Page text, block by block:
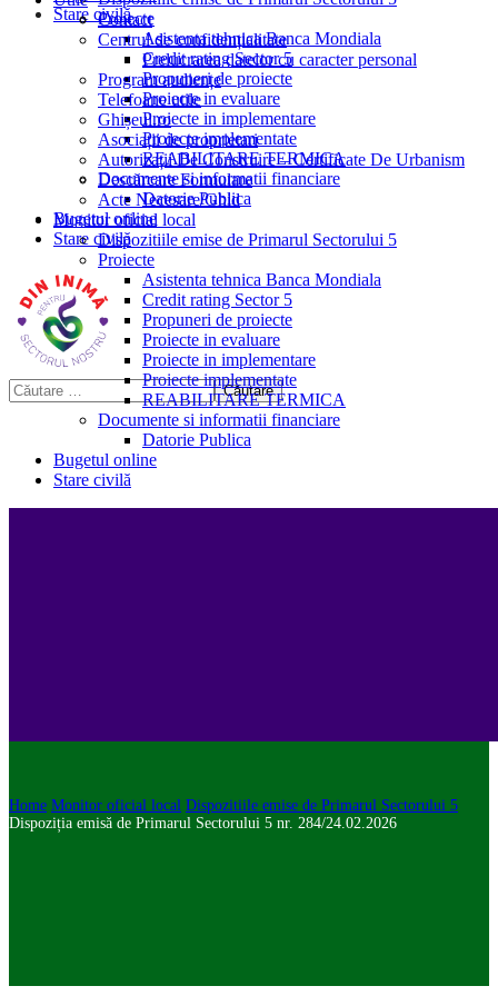
Stare civilă
Proiecte
Asistenta tehnica Banca Mondiala
Credit rating Sector 5
Propuneri de proiecte
Proiecte in evaluare
Proiecte in implementare
Proiecte implementate
REABILITARE TERMICA
Documente si informatii financiare
Datorie Publica
Bugetul online
Stare civilă
Contact
Centrul de confidențialitate
Prelucrarea datelor cu caracter personal
Program audiențe
Telefoane utile
Ghișeul.ro
Asociații de proprietari
Autorizații De Construire – Certificate De Urbanism
Descărcare Formulare
Acte Necesare/Ghid
Monitor oficial local
Dispozitiile emise de Primarul Sectorului 5
Proiecte
Asistenta tehnica Banca Mondiala
Credit rating Sector 5
Propuneri de proiecte
Proiecte in evaluare
Proiecte in implementare
Proiecte implementate
REABILITARE TERMICA
Documente si informatii financiare
Datorie Publica
Bugetul online
Stare civilă
Home Monitor oficial local Dispozitiile emise de Primarul Sectorului 5
Dispoziția emisă de Primarul Sectorului 5 nr. 284/24.02.2026